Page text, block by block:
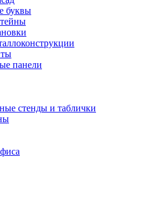
буквы
панели
стенды и таблички